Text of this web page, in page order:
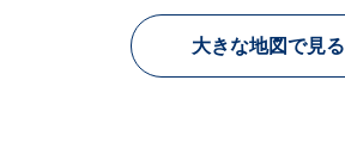
大きな地図で見る